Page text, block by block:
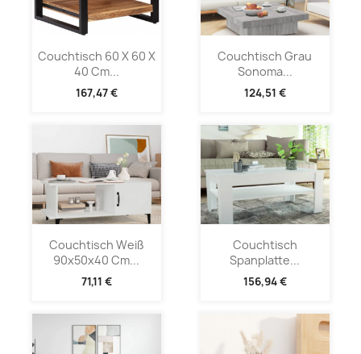
Couchtisch 60 X 60 X
40 Cm...
167,47 €
Couchtisch Grau
Sonoma...
124,51 €
Couchtisch Weiß
90x50x40 Cm...
71,11 €
Couchtisch
Spanplatte...
156,94 €